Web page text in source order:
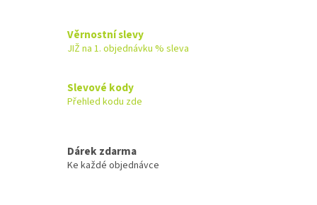
Věrnostní slevy
JIŽ na 1. objednávku % sleva
Slevové kody
Přehled kodu zde
Dárek zdarma
Ke každé objednávce